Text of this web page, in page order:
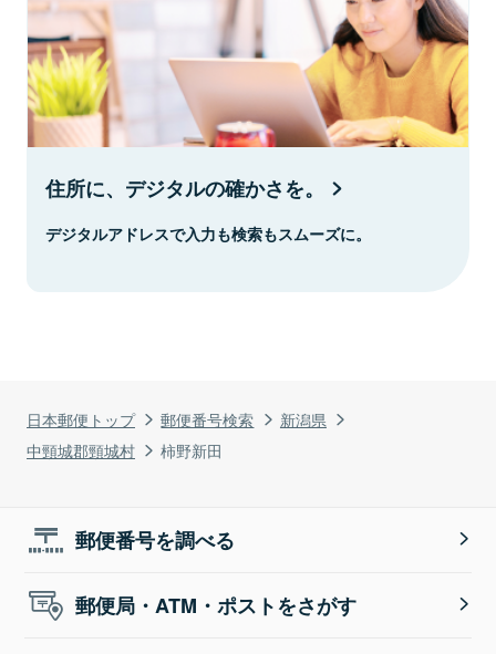
日本郵便トップ 郵便番号検索
新潟県
中頸城郡頸城村
柿野新田
住所に、デジタルの確かさを。
デジタルアドレスで入力も検索もスムーズに。
郵便番号を調べる
郵便局・ATM・ポストをさがす